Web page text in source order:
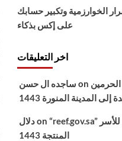
الخوارزمية وتكبير حسابك
على إكس بذكاء
اخر التعليقات
ساجده ال حسن on
المدينة المنورة 1443
دلالon “reef.gov.sa” رابط التسجيل في دعم ريف للأسر
المنتجة 1443